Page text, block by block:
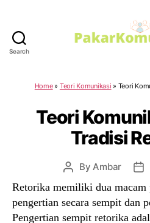
Search
Home» Teori Komunikasi » Teori
Teori
Tradisi
Post
author
ByAmbar
Retorika memiliki dua macam
pengertian secara sempit dan
Pengertian sempit retorika